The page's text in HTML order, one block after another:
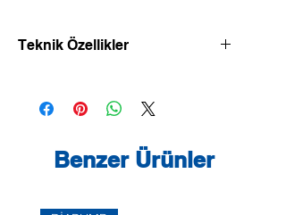
Teknik Özellikler
Verimliliği yüksek, dikey model, Inline
bağlantılı yüksek basınçlı santrifüj
Normal emişi yüksek basınçlı santrifüj
yapıya sahiptir ve bakımı kolaydır.
Benzer Ürünler